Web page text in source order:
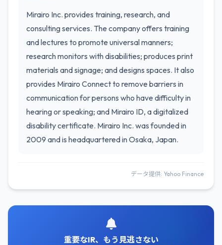
Mirairo Inc. provides training, research, and
consulting services. The company offers training
and lectures to promote universal manners;
research monitors with disabilities; produces print
materials and signage; and designs spaces. It also
provides Mirairo Connect to remove barriers in
communication for persons who have difficulty in
hearing or speaking; and Mirairo ID, a digitalized
disability certificate. Mirairo Inc. was founded in
2009 and is headquartered in Osaka, Japan.
データ提供: Yahoo Finance
重要なIR、もう見逃さない